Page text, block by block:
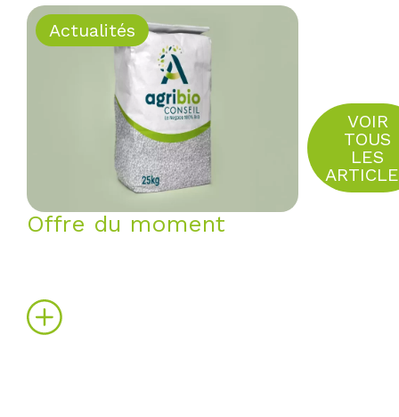
Actualités
Offre du moment
VOIR
TOUS
LES